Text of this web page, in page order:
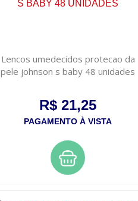
Lencos umedecidos protecao da
pele johnson s baby 48 unidades
R$ 21,25
PAGAMENTO À VISTA